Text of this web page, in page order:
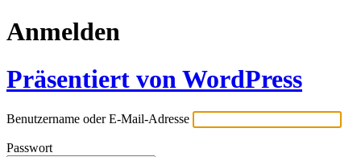
Anmelden
Präsentiert von WordPress
Benutzername oder E-Mail-Adresse
Passwort